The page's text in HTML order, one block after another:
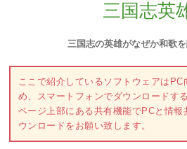
三国志英
三国志の英雄がなぜか和歌
ここで紹介しているソフトウェアは
め、スマートフォンでダウンロードす
ページ上部にある共有機能でPCと情
ウンロードをお願い致します。